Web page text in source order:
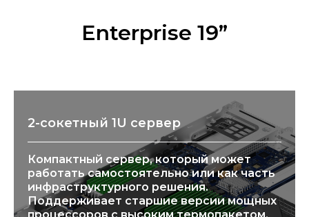
Enterprise 19”
2-сокетный 1U сервер
Компактный сервер, который может
работать самостоятельно или как часть
инфраструктурного решения.
Поддерживает старшие версии мощных